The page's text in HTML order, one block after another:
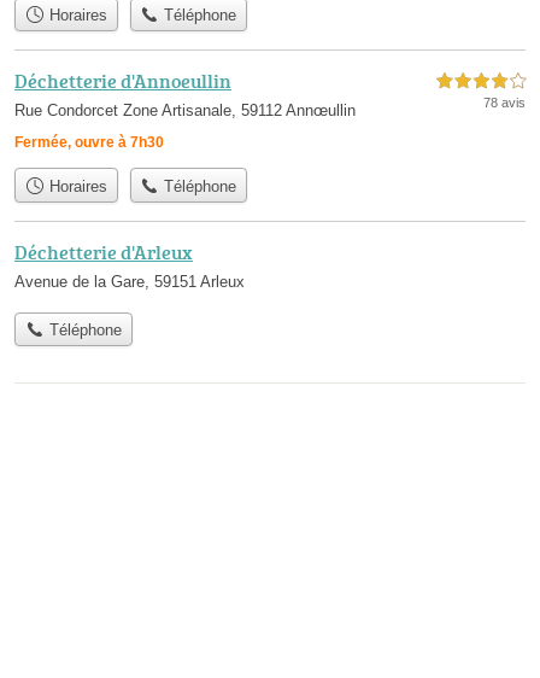
Horaires Téléphone
Déchetterie d'Annoeullin
Rue Condorcet Zone Artisanale, 59112 Annœullin
Fermée, ouvre à 7h30
4,0 étoiles sur 5
78 avis
Horaires Téléphone
Déchetterie d'Arleux
Avenue de la Gare, 59151 Arleux
Téléphone